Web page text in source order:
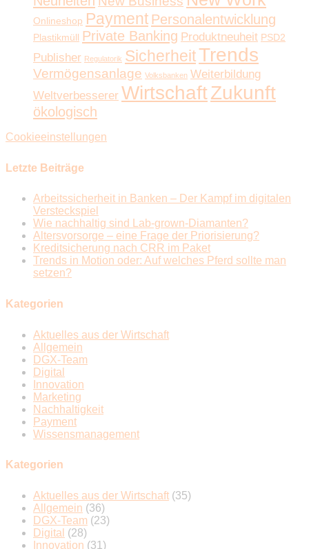
Onlineshop Payment Personalentwicklung
Plastikmüll Private Banking Produktneuheit PSD2
Publisher Regulatorik SicherheitTrends
Vermögensanlage Volksbanken Weiterbildung
Weltverbesserer WirtschaftZukunft
ökologisch
Cookieeinstellungen
Letzte Beiträge
Arbeitssicherheit in Banken – Der Kampf im digitalen
Versteckspiel
Wie nachhaltig sind Lab-grown-Diamanten?
Altersvorsorge – eine Frage der Priorisierung?
Kreditsicherung nach CRR im Paket
Trends in Motion oder: Auf welches Pferd sollte man
setzen?
Kategorien
Aktuelles aus der Wirtschaft
Allgemein
DGX-Team
Digital
Innovation
Marketing
Nachhaltigkeit
Payment
Wissensmanagement
Kategorien
Aktuelles aus der Wirtschaft (35)
Allgemein (36)
DGX-Team (23)
Digital (28)
Innovation (31)